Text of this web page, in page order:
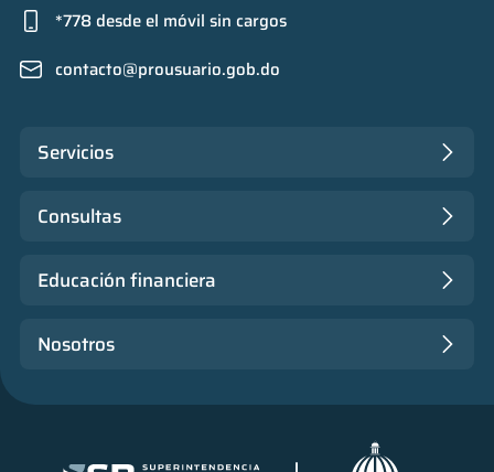
*778 desde el móvil sin cargos
contacto@prousuario.gob.do
Servicios
Consultas
Educación financiera
Nosotros